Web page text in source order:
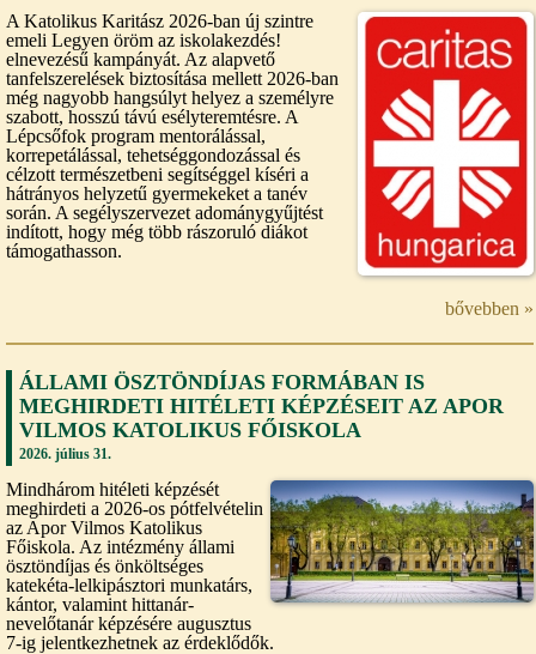
A Katolikus Karitász 2026-ban új szintre
emeli Legyen öröm az iskolakezdés!
elnevezésű kampányát. Az alapvető
tanfelszerelések biztosítása mellett 2026-ban
még nagyobb hangsúlyt helyez a személyre
szabott, hosszú távú esélyteremtésre. A
Lépcsőfok program mentorálással,
korrepetálással, tehetséggondozással és
célzott természetbeni segítséggel kíséri a
hátrányos helyzetű gyermekeket a tanév
során. A segélyszervezet adománygyűjtést
indított, hogy még több rászoruló diákot
támogathasson.
bővebben »
ÁLLAMI ÖSZTÖNDÍJAS FORMÁBAN IS
MEGHIRDETI HITÉLETI KÉPZÉSEIT AZ APOR
VILMOS KATOLIKUS FŐISKOLA
2026. július 31.
Mindhárom hitéleti képzését
meghirdeti a 2026-os pótfelvételin
az Apor Vilmos Katolikus
Főiskola. Az intézmény állami
ösztöndíjas és önköltséges
katekéta-lelkipásztori munkatárs,
kántor, valamint hittanár-
nevelőtanár képzésére augusztus
7-ig jelentkezhetnek az érdeklődők.